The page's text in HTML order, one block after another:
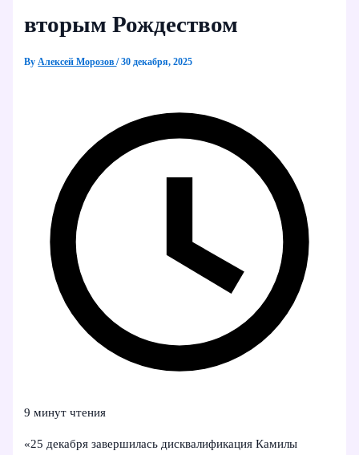
вторым Рождеством
ByАлексей Морозов/30 декабря, 2025
9 минут чтения
«25 декабря завершилась дисквалификация Камилы